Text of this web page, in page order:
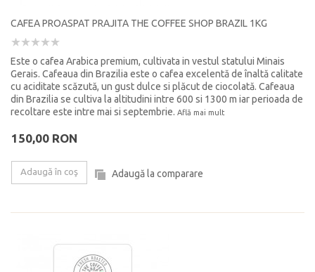
CAFEA PROASPAT PRAJITA THE COFFEE SHOP BRAZIL 1KG
Este o cafea Arabica premium, cultivata in vestul statului Minais
Gerais. Cafeaua din Brazilia este o cafea excelentă de înaltă calitate
cu aciditate scăzută, un gust dulce si plăcut de ciocolată. Cafeaua
din Brazilia se cultiva la altitudini intre 600 si 1300 m iar perioada de
recoltare este intre mai si septembrie. Află mai mult
150,00 RON
Adaugă în coş Adaugă la comparare